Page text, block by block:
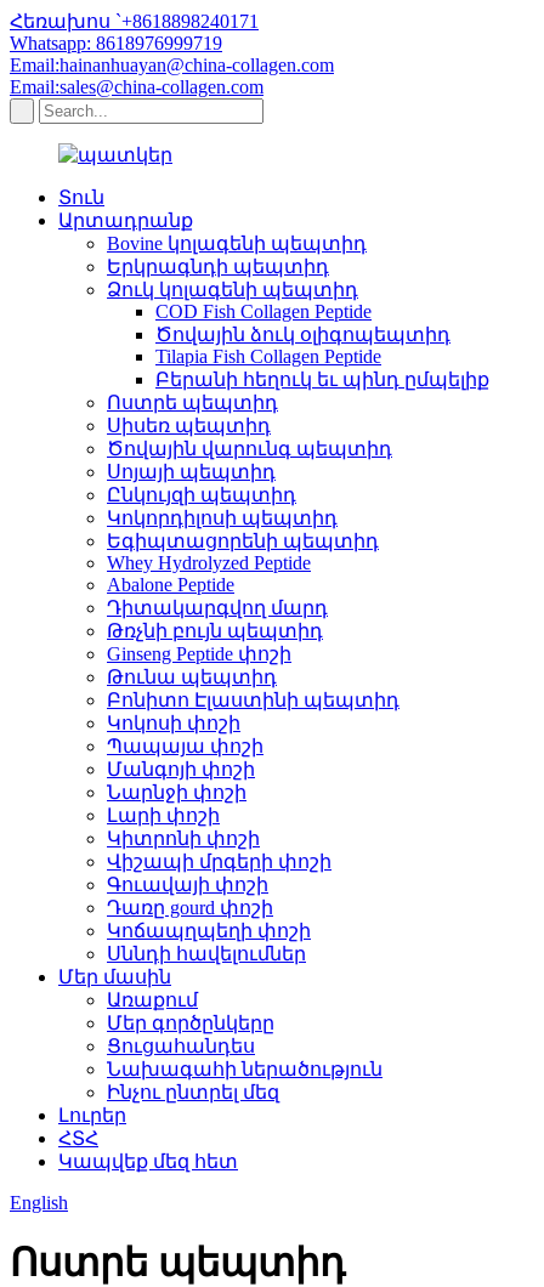
Հեռախոս `+8618898240171
Whatsapp: 8618976999719
Email:hainanhuayan@china-collagen.com
Email:sales@china-collagen.com
Տուն
Արտադրանք
Bovine կոլագենի պեպտիդ
Երկրագնդի պեպտիդ
Ձուկ կոլագենի պեպտիդ
COD Fish Collagen Peptide
Ծովային ձուկ օլիգոպեպտիդ
Tilapia Fish Collagen Peptide
Բերանի հեղուկ եւ պինդ ըմպելիք
Ոստրե պեպտիդ
Սիսեռ պեպտիդ
Ծովային վարունգ պեպտիդ
Սոյայի պեպտիդ
Ընկույզի պեպտիդ
Կոկորդիլոսի պեպտիդ
Եգիպտացորենի պեպտիդ
Whey Hydrolyzed Peptide
Abalone Peptide
Դիտակարգվող մարդ
Թռչնի բույն պեպտիդ
Ginseng Peptide փոշի
Թունա պեպտիդ
Բոնիտո Էլաստինի պեպտիդ
Կոկոսի փոշի
Պապայա փոշի
Մանգոյի փոշի
Նարնջի փոշի
Լարի փոշի
Կիտրոնի փոշի
Վիշապի մրգերի փոշի
Գուավայի փոշի
Դառը gourd փոշի
Կոճապղպեղի փոշի
Սննդի հավելումներ
Մեր մասին
Առաքում
Մեր գործընկերը
Ցուցահանդես
Նախագահի ներածություն
Ինչու ընտրել մեզ
Լուրեր
ՀՏՀ
Կապվեք մեզ հետ
English
Ոստրե պեպտիդ